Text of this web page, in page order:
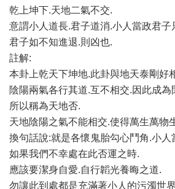
乾上坤下.天地二氣不交.
意謂小人道長.君子道消.小人當政君子
君子如不知進退.則凶也.
註解:
本卦上乾天下坤地.此卦與地天泰剛好
陰陽兩氣各行其道.互不相交.因此成為
所以稱為天地否.
天地陰陽之氣不能相交.使得萬生萬物
換句話說:就是各懷鬼胎勾心鬥角.小人
如果我們不幸處在此否運之時.
應該要潔身自愛.自行韜光養晦之道.
勿讓此到處都是充滿著小人的污濁世